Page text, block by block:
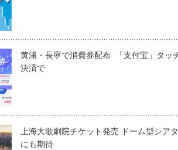
黄浦・長寧で消費券配布 「支付宝」タッ
決済で
上海大歌劇院チケット発売 ドーム型シア
にも期待